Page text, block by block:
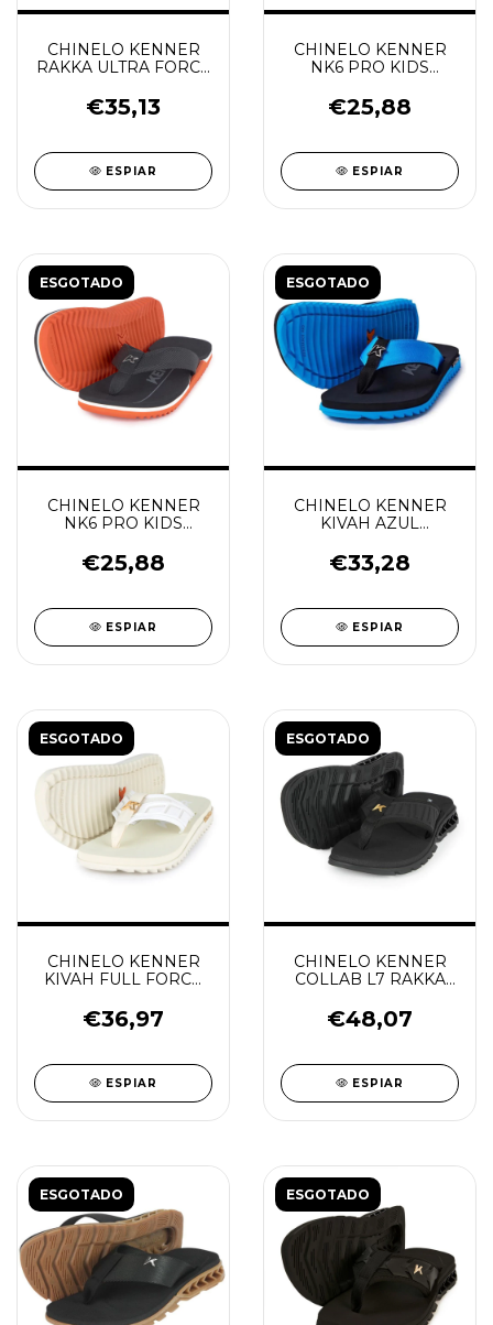
CHINELO KENNER
RAKKA ULTRA FORCE
LARANJA/BRANCO/PRETO
€35,13
ESPIAR
CHINELO KENNER
NK6 PRO KIDS
€25,88
ESPIAR
ESGOTADO
CHINELO KENNER
NK6 PRO KIDS
€25,88
ESPIAR
ESGOTADO
CHINELO KENNER
KIVAH AZUL
€33,28
ESPIAR
ESGOTADO
CHINELO KENNER
KIVAH FULL FORCE
€36,97
ESPIAR
ESGOTADO
CHINELO KENNER
COLLAB L7 RAKKA
€48,07
ESPIAR
ESGOTADO ESGOTADO